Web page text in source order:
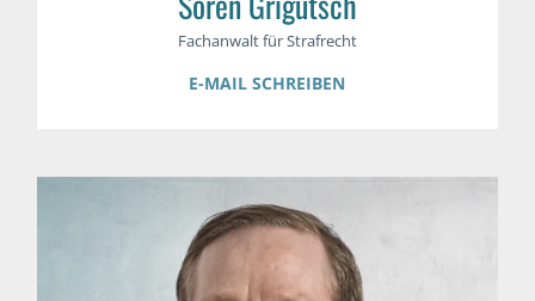
Fachanwalt für Strafrecht
E-MAIL SCHREIBEN